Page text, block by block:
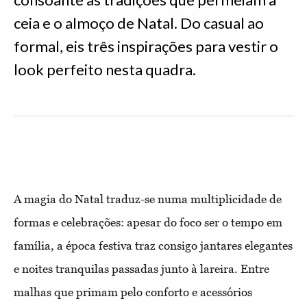
ceia e o almoço de Natal. Do casual ao
formal, eis três inspirações para vestir o
look perfeito nesta quadra.
A magia do Natal traduz-se numa multiplicidade de
formas e celebrações: apesar do foco ser o tempo em
família, a época festiva traz consigo jantares elegantes
e noites tranquilas passadas junto à lareira. Entre
malhas que primam pelo conforto e acessórios